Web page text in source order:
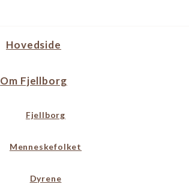
Hovedside
Om Fjellborg
Fjellborg
Menneskefolket
Dyrene